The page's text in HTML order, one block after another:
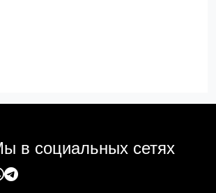
в социальных сетях